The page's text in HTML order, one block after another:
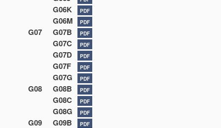
G06K PDF
G06M PDF
G07 G07B PDF
G07C PDF
G07D PDF
G07F PDF
G07G PDF
G08 G08B PDF
G08C PDF
G08G PDF
G09 G09B PDF